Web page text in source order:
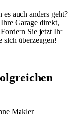
auch anders geht?
Garage direkt,
Sie jetzt Ihr
sich überzeugen!